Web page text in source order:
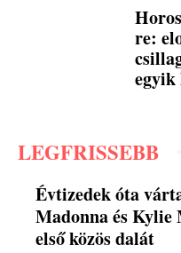
re:
egyik
LEGFRISSEBB
Évtizedek óta
Madonna és Kylie
első közös dalát